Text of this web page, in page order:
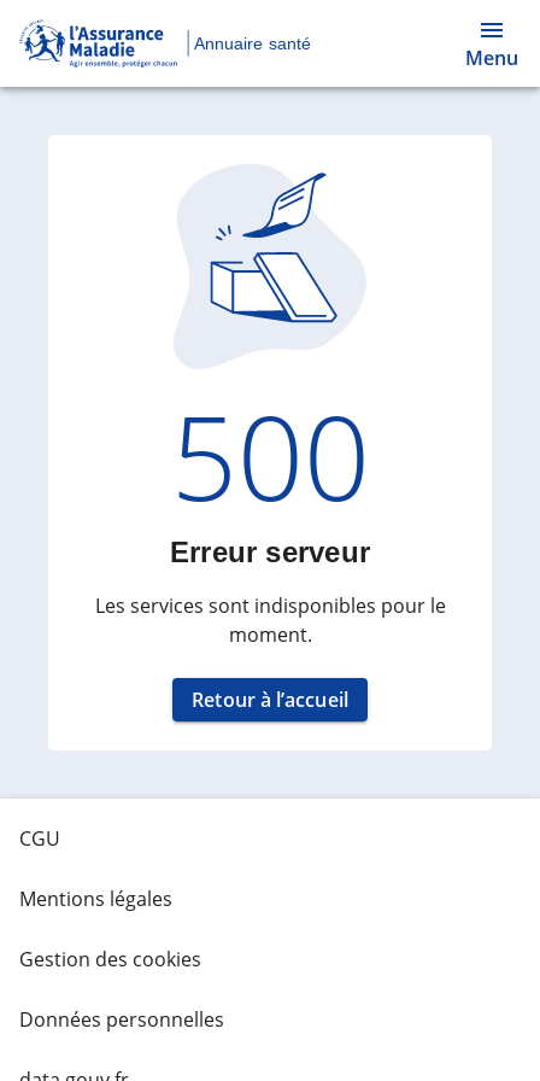
Annuaire santé
Menu
Code
500
Erreur serveur
Les services sont indisponibles pour le
moment.
Retour à l’accueil
CGU
Mentions légales
Gestion des cookies
Données personnelles